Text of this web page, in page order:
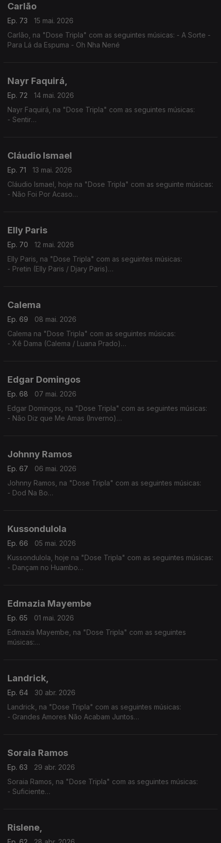
Carlão
Ep. 73
15 mai. 2026
Carlão, na "Dose Tripla" com as seguintes músicas: - A Sorte -
Para Lá da Espuma - Oh Nha Nené
Nayr Faquirá,
Ep. 72
14 mai. 2026
Nayr Faquirá, na "Dose Tripla" com as seguintes músicas:
- Sentir
Cláudio Ismael
Ep. 71
13 mai. 2026
Cláudio Ismael, hoje na "Dose Tripla" com as seguinte músicas:
- Não Foi Por Acaso
Elly Paris
Ep. 70
12 mai. 2026
Elly Paris, na "Dose Tripla" com as seguintes músicas:
- Pretin (Elly Paris / Djary Paris)
Calema
Ep. 69
08 mai. 2026
Calema na "Dose Tripla" com as seguintes músicas:
- Xê Dama (Calema / Luana Prado)
Edgar Domingos
Ep. 68
07 mai. 2026
Edgar Domingos, na "Dose Tripla" com as seguintes músicas:
- Não Diz que Me Amas (Inverno)
Johnny Ramos
Ep. 67
06 mai. 2026
Johnny Ramos, na "Dose Tripla" com as seguintes músicas:
- Dod Na Bo
Kussondulola
Ep. 66
05 mai. 2026
Kussondulola, hoje na "Dose Tripla" com as seguintes músicas:
- Dançam no Huambo
Edmazia Mayembe
Ep. 65
01 mai. 2026
Edmazia Mayembe, na "Dose Tripla" com as seguintes
músicas:
Landrick,
Ep. 64
30 abr. 2026
Landrick, na "Dose Tripla" com as seguintes músicas:
- Grandes Amores Não Acabam Juntos
Soraia Ramos
Ep. 63
29 abr. 2026
Soraia Ramos, na "Dose Tripla" com as seguintes músicas:
- Suficiente
Rislene,